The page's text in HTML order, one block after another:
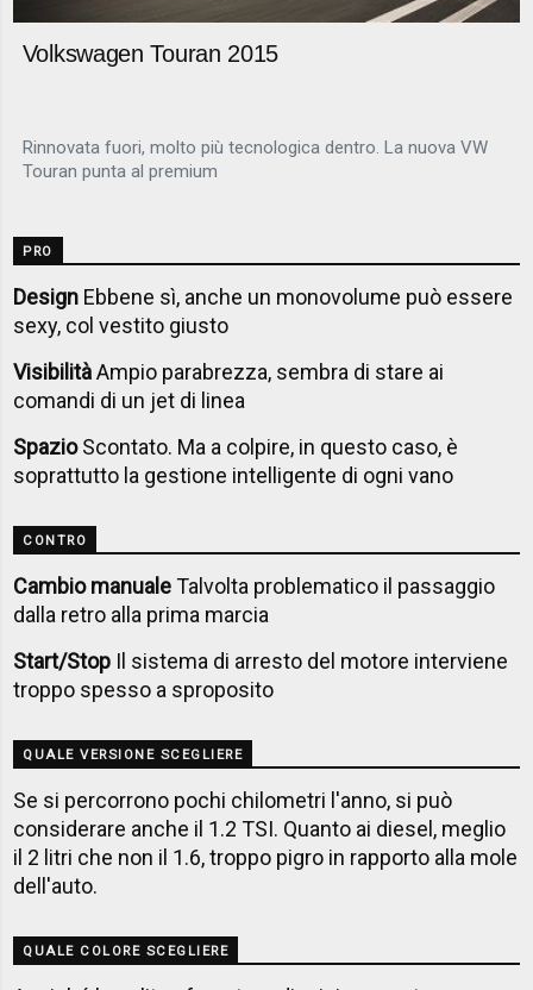
Volkswagen Touran 2015
Rinnovata fuori, molto più tecnologica dentro. La nuova VW
Touran punta al premium
PRO
Design Ebbene sì, anche un monovolume può essere
sexy, col vestito giusto
VisibilitàAmpio parabrezza, sembra di stare ai
comandi di un jet di linea
SpazioScontato. Ma a colpire, in questo caso, è
soprattutto la gestione intelligente di ogni vano
CONTRO
Cambio manualeTalvolta problematico il passaggio
dalla retro alla prima marcia
Start/Stop Il sistema di arresto del motore interviene
troppo spesso a sproposito
QUALE VERSIONE SCEGLIERE
Se si percorrono pochi chilometri l'anno, si può
considerare anche il 1.2 TSI. Quanto ai diesel, meglio
il 2 litri che non il 1.6, troppo pigro in rapporto alla mole
dell'auto.
QUALE COLORE SCEGLIERE